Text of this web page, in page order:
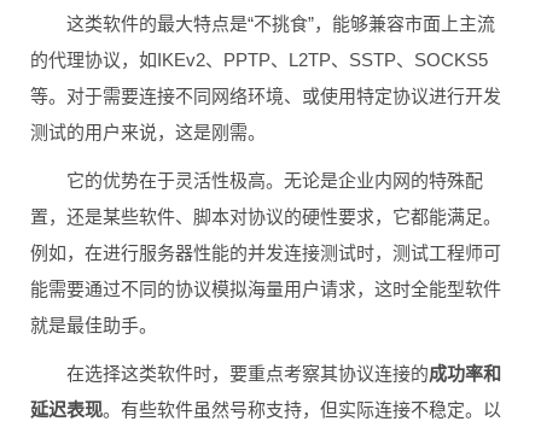
这类软件的最大特点是“不挑食”，能够兼容市面上主流
的代理协议，如IKEv2、PPTP、L2TP、SSTP、SOCKS5
等。对于需要连接不同网络环境、或使用特定协议进行开发
测试的用户来说，这是刚需。
它的优势在于灵活性极高。无论是企业内网的特殊配
置，还是某些软件、脚本对协议的硬性要求，它都能满足。
例如，在进行服务器性能的并发连接测试时，测试工程师可
能需要通过不同的协议模拟海量用户请求，这时全能型软件
就是最佳助手。
在选择这类软件时，要重点考察其协议连接的成功率和
延迟表现。有些软件虽然号称支持，但实际连接不稳定。以